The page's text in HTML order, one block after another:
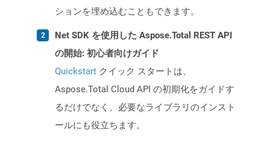
ションを埋め込むこともできます。
Net SDK を使用した Aspose.Total REST API
の開始: 初心者向けガイド
Quickstart クイック スタートは、
Aspose.Total Cloud API の初期化をガイドす
るだけでなく、必要なライブラリのインスト
ールにも役立ちます。